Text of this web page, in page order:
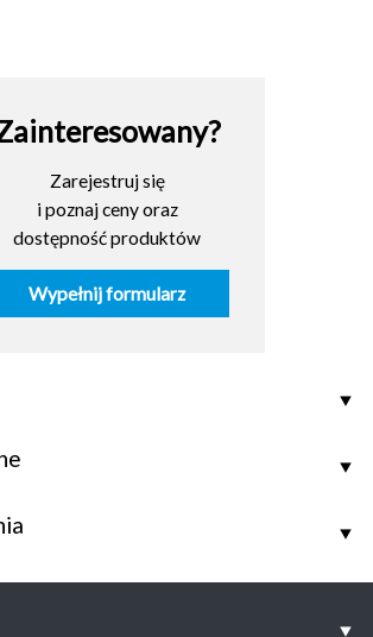
Zarejestruj się
i poznaj ceny oraz
dostępność produktów
Wypełnij formularz